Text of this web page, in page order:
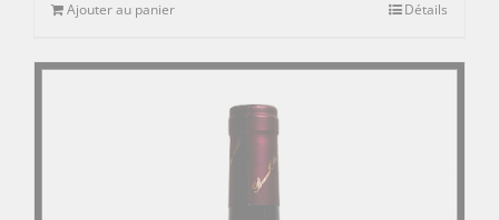
Ajouter au panier Détails